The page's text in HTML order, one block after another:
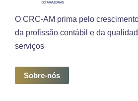
O CRC-AM prima pelo
da profissão contábil e da
serviços
Sobre-nós